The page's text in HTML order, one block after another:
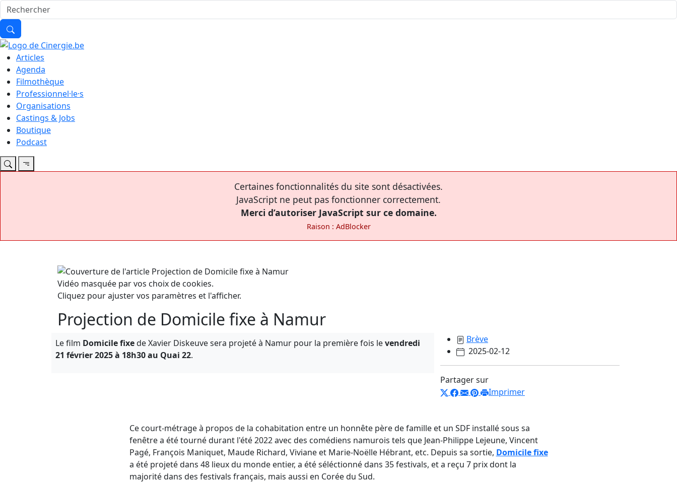
Articles
Agenda
Filmothèque
Professionnel·le·s
Organisations
Castings & Jobs
Boutique
Podcast
Certaines fonctionnalités du site sont désactivées.
JavaScript ne peut pas fonctionner correctement.
Merci d’autoriser JavaScript sur ce domaine.
Raison : AdBlocker
Vidéo masquée par vos choix de cookies.
Cliquez pour ajuster vos paramètres et l'afficher.
Projection de Domicile fixe à Namur
Le film Domicile fixede Xavier Diskeuve sera projeté à Namur pour la première fois levendredi
21 février 2025 à 18h30 au Quai 22.
Brève
2025-02-12
Partager sur
Imprimer
Ce court-métrage à propos de la cohabitation entre un honnête père de famille et un SDF installé sous sa
fenêtre a été tourné durant l'été 2022 avec des comédiens namurois tels que Jean-Philippe Lejeune, Vincent
Pagé, François Maniquet, Maude Richard, Viviane et Marie-Noëlle Hébrant, etc. Depuis sa sortie, Domicile fixe
a été projeté dans 48 lieux du monde entier, a été séléctionné dans 35 festivals, et a reçu 7 prix dont la
majorité dans des festivals français, mais aussi en Corée du Sud.